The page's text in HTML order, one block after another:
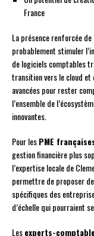
France
La présence renforcée
probablement stimuler
de logiciels comptables
transition vers le cloud et
avancées pour rester
l’ensemble de
innovantes.
Pour lesPME
gestion financière plus
l’expertise locale de
permettre de proposer
spécifiques des
d’échelle qui pourraient
Lesexperts-